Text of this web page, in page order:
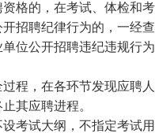
格的，在考试、体检和考
招聘纪律行为的，一经查
位公开招聘违纪违规行为
程，在各环节发现应聘人
其应聘进程。
考试大纲，不指定考试用